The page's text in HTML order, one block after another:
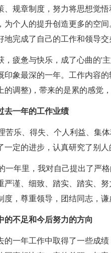
、规章制度，努力将思想觉
为个人的提升创造更多的空
地完成了自己的工作和领导
惫与快乐，成了心曲的'主
印象最深的一年。工作内容
的调整)，带来的是累的感觉
一年的工作业绩
乐、得失、个人利益、集体
一定的进步，认真研究了别
年里，我对自己提出了严格
严谨、细致、踏实、踏实、
度，尊重领导，团结同志，
不足和今后努力的方向
年工作中取得了一些成绩